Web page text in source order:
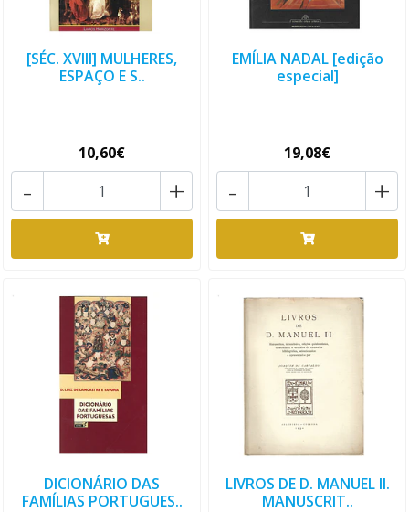
[SÉC. XVIII] MULHERES,
ESPAÇO E S..
10,60€
+
-
EMÍLIA NADAL [edição
especial]
19,08€
+
-
DICIONÁRIO DAS
FAMÍLIAS PORTUGUES..
LIVROS DE D. MANUEL II.
MANUSCRIT..